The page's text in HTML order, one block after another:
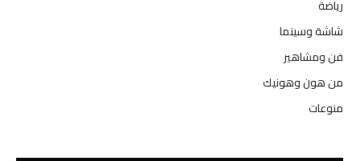
رياضة
شاشة وسينما
فن ومشاهير
من هون وهونيك
منوعات